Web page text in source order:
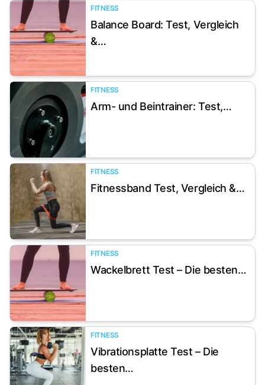
Artikel anzeigen
FITNESS
Balance Board: Test, Vergleich
&…
Artikel anzeigen
FITNESS
Arm- und Beintrainer: Test,…
Artikel anzeigen
FITNESS
Fitnessband Test, Vergleich &…
Artikel anzeigen
FITNESS
Wackelbrett Test – Die besten…
Artikel anzeigen
FITNESS
Vibrationsplatte Test – Die
besten…